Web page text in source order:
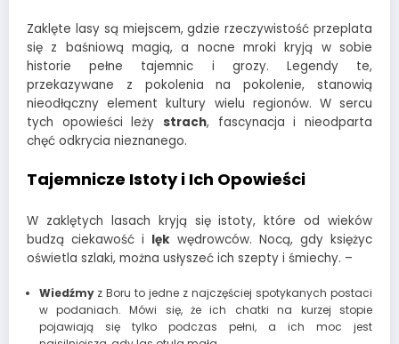
Zaklęte lasy są miejscem, gdzie rzeczywistość przeplata
się z baśniową magią, a nocne mroki kryją w sobie
historie pełne tajemnic i grozy. Legendy te,
przekazywane z pokolenia na pokolenie, stanowią
nieodłączny element kultury wielu regionów. W sercu
tych opowieści leży strach, fascynacja i nieodparta
chęć odkrycia nieznanego.
Tajemnicze Istoty i Ich Opowieści
W zaklętych lasach kryją się istoty, które od wieków
budzą ciekawość i lęk wędrowców. Nocą, gdy księżyc
oświetla szlaki, można usłyszeć ich szepty i śmiechy. –
Wiedźmyz Boru to jedne z najczęściej spotykanych postaci
w podaniach. Mówi się, że ich chatki na kurzej stopie
pojawiają się tylko podczas pełni, a ich moc jest